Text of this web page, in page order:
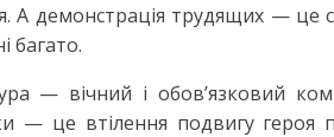
А демонстрація трудящих — це
багато.
— вічний і обов’язковий
— це втілення подвигу героя